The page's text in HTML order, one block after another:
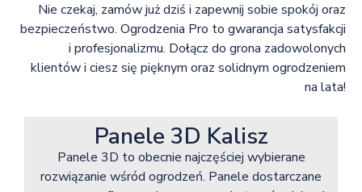
Nie czekaj, zamów już dziś i zapewnij sobie spokój oraz
bezpieczeństwo. Ogrodzenia Pro to gwarancja satysfakcji
i profesjonalizmu. Dołącz do grona zadowolonych
klientów i ciesz się pięknym oraz solidnym ogrodzeniem
na lata!
Panele 3D Kalisz
Panele 3D to obecnie najczęściej wybierane
rozwiązanie wśród ogrodzeń. Panele dostarczane